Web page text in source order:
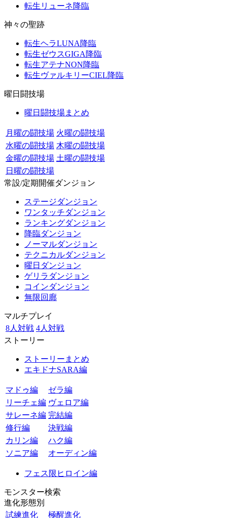
転生リューネ降臨
神々の聖跡
転生ヘラLUNA降臨
転生ゼウスGIGA降臨
転生アテナNON降臨
転生ヴァルキリーCIEL降臨
曜日闘技場
曜日闘技場まとめ
月曜の闘技場 火曜の闘技場
水曜の闘技場 木曜の闘技場
金曜の闘技場 土曜の闘技場
日曜の闘技場
常設/定期開催ダンジョン
ステージダンジョン
ワンタッチダンジョン
ランキングダンジョン
降臨ダンジョン
ノーマルダンジョン
テクニカルダンジョン
曜日ダンジョン
ゲリラダンジョン
コインダンジョン
無限回廊
マルチプレイ
8人対戦 4人対戦
ストーリー
ストーリーまとめ
エキドナSARA編
マドゥ編
ゼラ編
リーチェ編 ヴェロア編
サレーネ編 完結編
修行編
決戦編
カリン編
ハク編
ソニア編
オーディン編
フェス限ヒロイン編
モンスター検索
進化形態別
試練進化
極醒進化